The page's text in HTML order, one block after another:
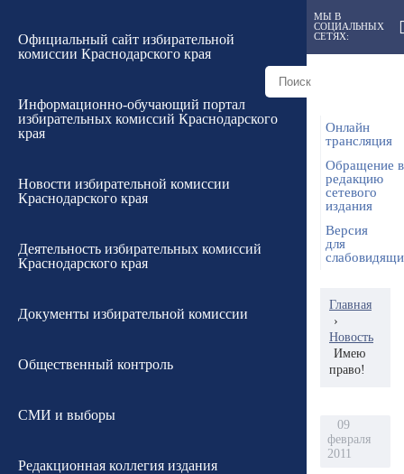
Официальный сайт избирательной
комиссии Краснодарского края
Информационно-обучающий портал
избирательных комиссий Краснодарского
края
Новости избирательной комиссии
Краснодарского края
Деятельность избирательных комиссий
Краснодарского края
Документы избирательной комиссии
Общественный контроль
СМИ и выборы
Редакционная коллегия издания
МЫ В
СОЦИАЛЬНЫХ
СЕТЯХ:
Онлайн
трансляция
Обращение в
редакцию
сетевого
издания
Версия
для
Главная
›
Новость
Имею
право!
09
февраля
2011